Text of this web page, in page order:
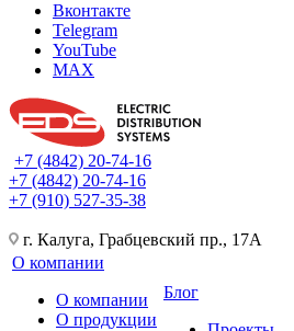
Вконтакте
Telegram
YouTube
MAX
+7 (4842) 20-74-16
+7 (4842) 20-74-16
+7 (910) 527-35-38
г. Калуга, Грабцевский пр., 17А
О компании
О компании
О продукции
Блог